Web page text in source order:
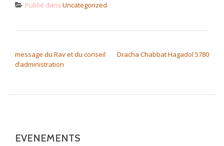
Publié dans Uncategorized
message du Rav et du conseil
d’administration
Dracha Chabbat Hagadol 5780
EVENEMENTS